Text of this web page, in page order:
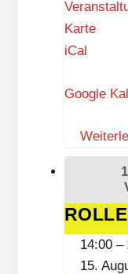
KarteK
z
r
e
f
iCal
Google
ROLLER
DISCO
14:00 –
15.